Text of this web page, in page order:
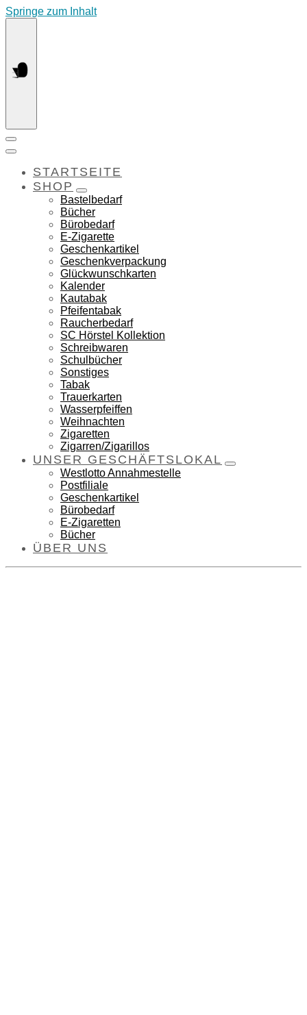
Springe zum Inhalt
STARTSEITE
SHOP
Bastelbedarf
Bücher
Bürobedarf
E-Zigarette
Geschenkartikel
Geschenkverpackung
Glückwunschkarten
Kalender
Kautabak
Pfeifentabak
Raucherbedarf
SC Hörstel Kollektion
Schreibwaren
Schulbücher
Sonstiges
Tabak
Trauerkarten
Wasserpfeiffen
Weihnachten
Zigaretten
Zigarren/Zigarillos
UNSER GESCHÄFTSLOKAL
Westlotto Annahmestelle
Postfiliale
Geschenkartikel
Bürobedarf
E-Zigaretten
Bücher
ÜBER UNS